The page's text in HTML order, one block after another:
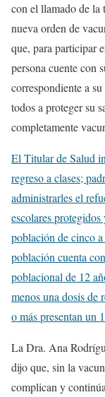
con el llamado de
nueva orden de
que, para participar
persona cuente con
correspondiente a
todos a proteger su
completamente
El Titular de Salud
regreso a clases;
administrarles el
escolares
población de cinco
población cuenta
poblacional de 12
menos una dosis de
o más presentan un
La Dra. Ana
dijo que, sin la
complican y